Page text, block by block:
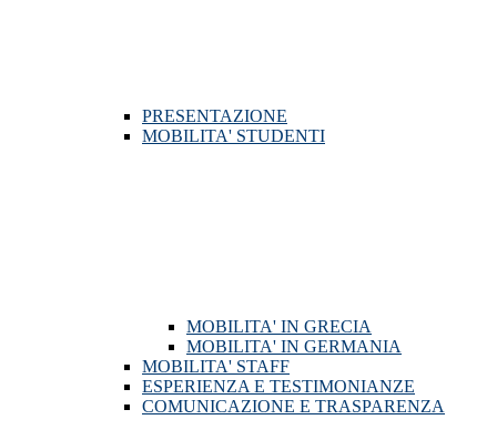
PRESENTAZIONE
MOBILITA' STUDENTI
MOBILITA' IN GRECIA
MOBILITA' IN GERMANIA
MOBILITA' STAFF
ESPERIENZA E TESTIMONIANZE
COMUNICAZIONE E TRASPARENZA